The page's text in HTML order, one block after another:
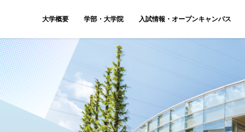
大学概要 学部・大学院 入試情報・オープンキャンパス